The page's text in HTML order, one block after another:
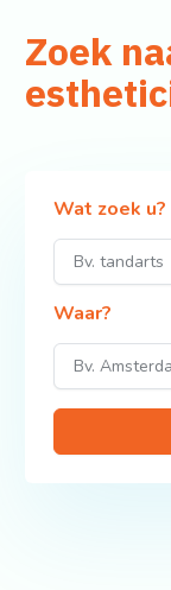
Zoek
Wat zoek u?
Waar?